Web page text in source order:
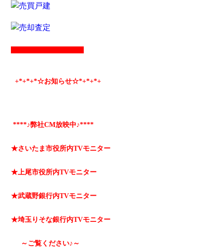
+*+*+*☆お知らせ☆*+*+*+
****♪弊社CM放映中♪****
★さいたま市役所内TVモニター
★上尾市役所内TVモニター
★武蔵野銀行内TVモニター
★埼玉りそな銀行内TVモニター
～ご覧ください♪～